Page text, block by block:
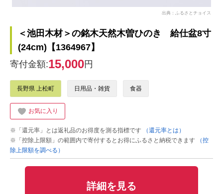
出典：ふるさとチョイス
＜池田木材＞の銘木天然木曽ひのき 給仕盆8寸
(24cm)【1364967】
寄付金額:15,000円
長野県 上松町 日用品・雑貨 食器
お気に入り
※「還元率」とは返礼品のお得度を測る指標です
（還元率とは）
※「控除上限額」の範囲内で寄付するとお得にふるさと納税できます
（控
除上限額を調べる）
詳細を見る